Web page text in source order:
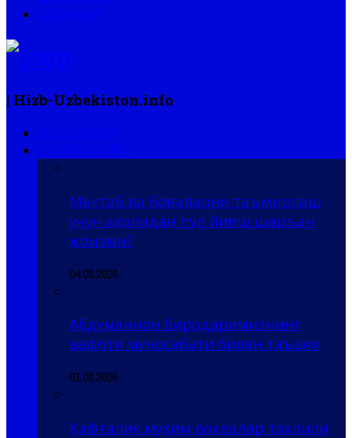
| Hizb-Uzbekiston.info
Мактаб ва боғчаларни таъмирлаш
учун аҳолидан пул йиғиш шаръан
жоизми?
04.08.2026
Абдуманнон биродаримизнинг
вафоти муносабати билан таъзия
01.08.2026
Ҳафталик муҳим воқеалар таҳлили